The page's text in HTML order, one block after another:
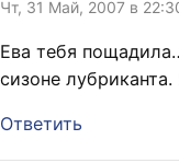
Чт, 31 Май, 2007 в
Ева тебя
сизоне
Ответить